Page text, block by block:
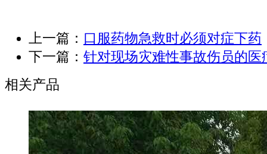
上一篇： 口服药物急救时必须对症下药
下一篇： 针对现场灾难性事故伤员的医
相关产品